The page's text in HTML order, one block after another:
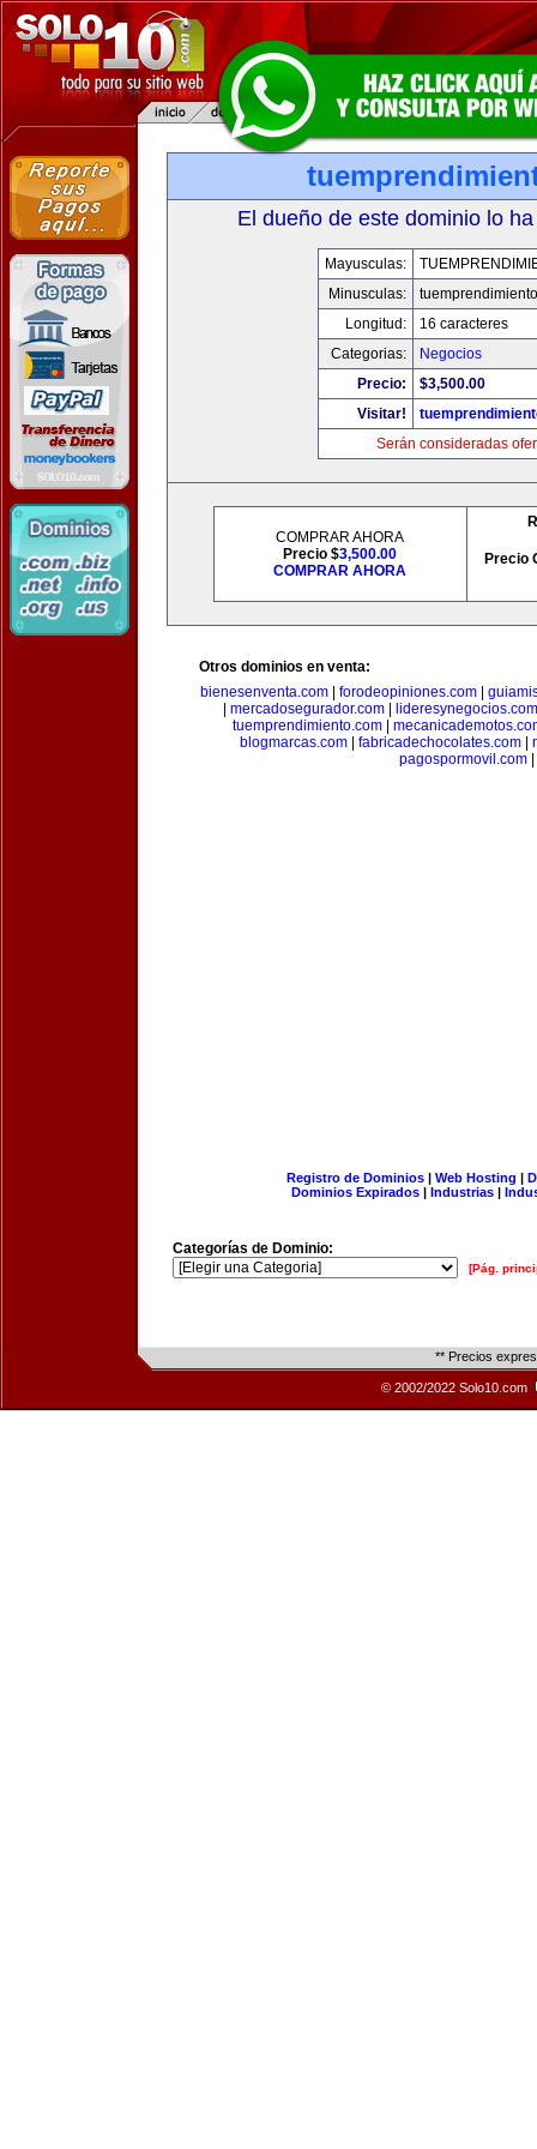
El dueño de este dominio lo
Mayusculas:
Minusculas:
Longitud:
16 caracteres
Categorias:
Negocios
Precio:
$3,500.00
Visitar!
Serán consideradas
COMPRAR AHORA
Precio $3,500.00
COMPRAR AHORA
Precio
Otros dominios en venta:
bienesenventa.com
forodeopiniones.com
mercadosegurador.com
lideresynegocios.com
tuemprendimiento.com
blogmarcas.com
fabricadechocolates.com
pagospormovil.com|
Registro de Dominios| Web Hosting |
Dominios Expirados | Industrias |
Categorías de Dominio:
[Pág.
** Precios
© 2002/2022 Solo10.com